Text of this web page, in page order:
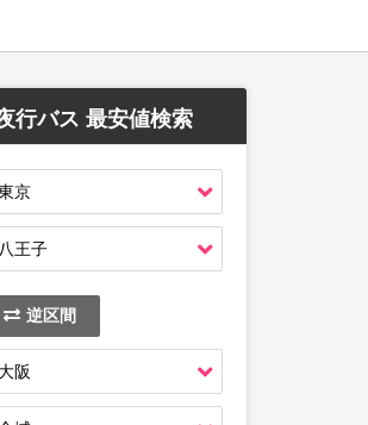
行バス 最安値検索
逆区間